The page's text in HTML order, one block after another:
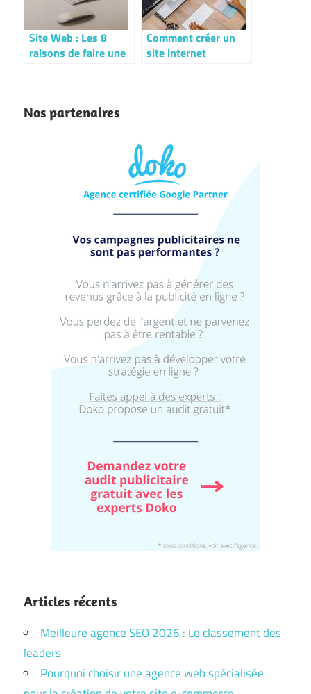
Site Web : Les 8
raisons de faire une
Comment créer un
site internet
Nos partenaires
Articles récents
Meilleure agence SEO 2026 : Le classement des
leaders
Pourquoi choisir une agence web spécialisée